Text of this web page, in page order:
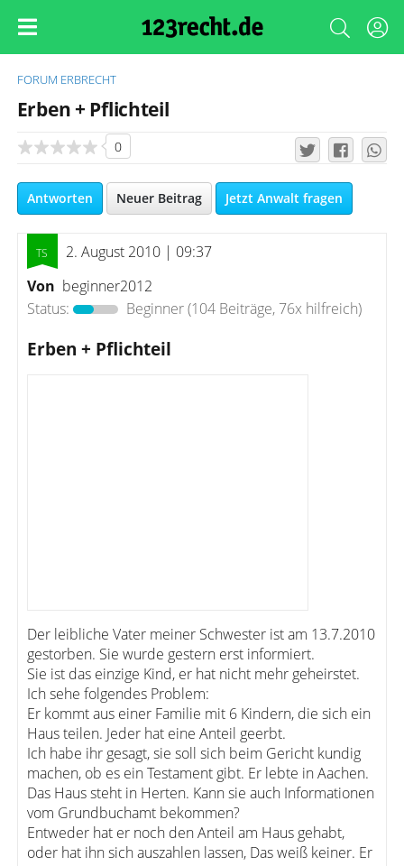
FORUM ERBRECHT
Erben + Pflichteil
0
Antworten Neuer Beitrag Jetzt Anwalt fragen
2. August 2010 | 09:37
Von beginner2012
Status:
Beginner(104 Beiträge, 76x hilfreich)
Erben + Pflichteil
Der leibliche Vater meiner Schwester ist am 13.7.2010
gestorben. Sie wurde gestern erst informiert.
Sie ist das einzige Kind, er hat nicht mehr geheirstet.
Ich sehe folgendes Problem:
Er kommt aus einer Familie mit 6 Kindern, die sich ein
Haus teilen. Jeder hat eine Anteil geerbt.
Ich habe ihr gesagt, sie soll sich beim Gericht kundig
machen, ob es ein Testament gibt. Er lebte in Aachen.
Das Haus steht in Herten. Kann sie auch Informationen
vom Grundbuchamt bekommen?
Entweder hat er noch den Anteil am Haus gehabt,
oder hat ihn sich auszahlen lassen, Das weiß keiner. Er